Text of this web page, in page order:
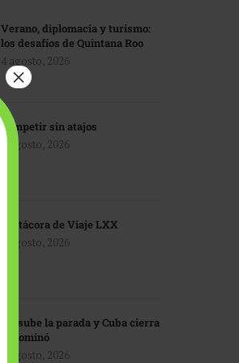
Verano, diplomacia y turismo:
los desafíos de Quintana Roo
4 agosto, 2026
Competir sin atajos
4 agosto, 2026
Bitácora de Viaje LXX
3 agosto, 2026
EU sube la parada y Cuba cierra
el dominó
3 agosto, 2026
×